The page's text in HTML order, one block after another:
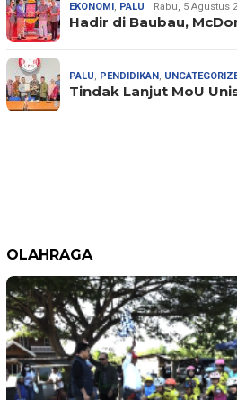
EKONOMI, PALU Rabu, 5 Agustus
Hadir di Baubau,
PALU, PENDIDIKAN,
Tindak Lanjut MoU
OLAHRAGA